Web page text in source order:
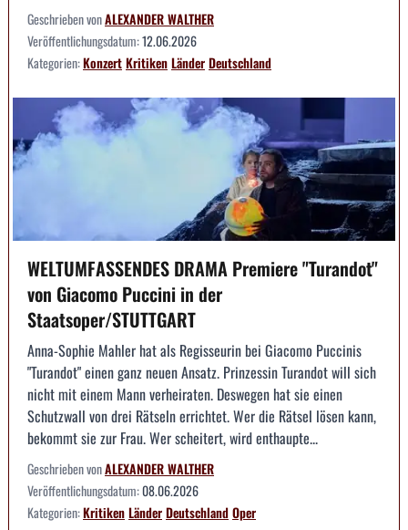
Geschrieben vonALEXANDER WALTHER
Veröffentlichungsdatum:12.06.2026
Kategorien:KonzertKritikenLänderDeutschland
WELTUMFASSENDES DRAMA Premiere "Turandot"
von Giacomo Puccini in der
Staatsoper/STUTTGART
Anna-Sophie Mahler hat als Regisseurin bei Giacomo Puccinis
"Turandot" einen ganz neuen Ansatz. Prinzessin Turandot will sich
nicht mit einem Mann verheiraten. Deswegen hat sie einen
Schutzwall von drei Rätseln errichtet. Wer die Rätsel lösen kann,
bekommt sie zur Frau. Wer scheitert, wird enthaupte...
Geschrieben vonALEXANDER WALTHER
Veröffentlichungsdatum:08.06.2026
Kategorien:KritikenLänderDeutschlandOper